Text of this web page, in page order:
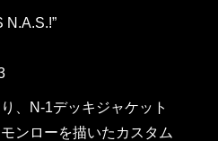
N.A.S.!”
、N-1デッキジャケット
ンローを描いたカスタム